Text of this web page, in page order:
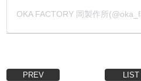
PREV LIST